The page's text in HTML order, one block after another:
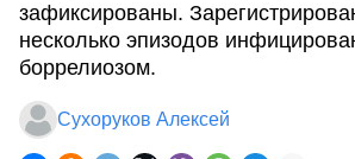
зафиксированы.
несколько эпизодов
боррелиозом.
Сухоруков Алексей